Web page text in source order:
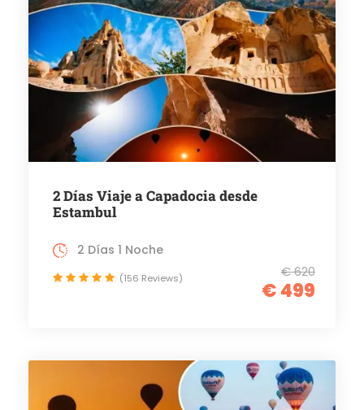
2 Días Viaje a Capadocia desde
Estambul
€ 620
€ 499
2 Días 1 Noche
(156 Reviews)